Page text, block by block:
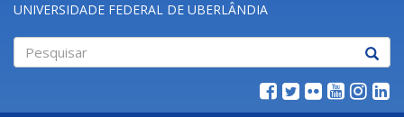
UNIVERSIDADE FEDERAL DE UBERLÂNDIA